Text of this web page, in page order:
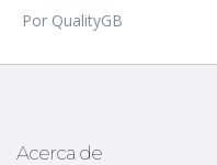
Por QualityGB
Acerca de